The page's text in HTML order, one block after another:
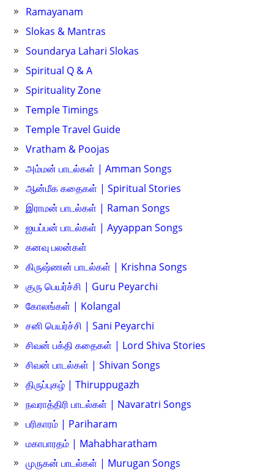
Ramayanam
Slokas & Mantras
Soundarya Lahari Slokas
Spiritual Q & A
Spirituality Zone
Temple Timings
Temple Travel Guide
Vratham & Poojas
அம்மன் பாடல்கள் | Amman Songs
ஆன்மீக கதைகள் | Spiritual Stories
இராமன் பாடல்கள் | Raman Songs
ஐயப்பன் பாடல்கள் | Ayyappan Songs
கனவு பலன்கள்
கிருஷ்ணன் பாடல்கள் | Krishna Songs
குரு பெயர்ச்சி | Guru Peyarchi
கோலங்கள் | Kolangal
சனி பெயர்ச்சி | Sani Peyarchi
சிவன் பக்தி கதைகள் | Lord Shiva Stories
சிவன் பாடல்கள் | Shivan Songs
திருப்புகழ் | Thiruppugazh
நவராத்திரி பாடல்கள் | Navaratri Songs
பரிகாரம் | Pariharam
மகாபாரதம் | Mahabharatham
முருகன் பாடல்கள் | Murugan Songs